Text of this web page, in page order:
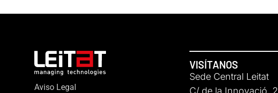
Aviso Legal
VISÍTANOS
Sede Central Leitat
C/ de la Innovació, 2